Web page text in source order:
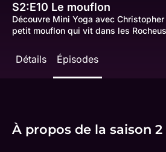
S2:E10 Le mouflon
Découvre Mini Yoga avec
petit mouflon qui vit dans les
Détails Épisodes
À propos de la saison 2